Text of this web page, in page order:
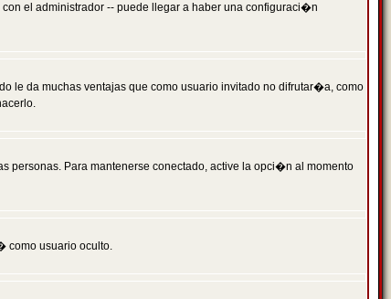
el administrador -- puede llegar a haber una configuraci�n
le da muchas ventajas que como usuario invitado no difrutar�a, como
personas. Para mantenerse conectado, active la opci�n al momento
como usuario oculto.